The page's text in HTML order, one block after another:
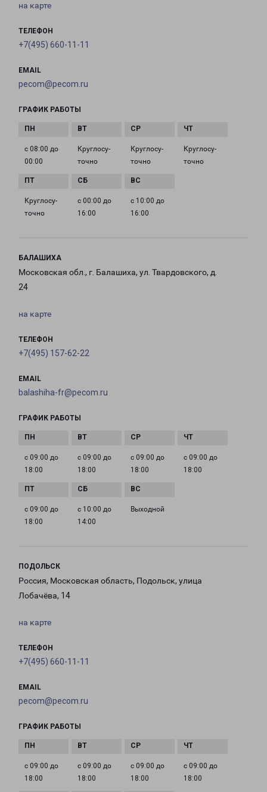
на карте
ТЕЛЕФОН
+7(495) 660-11-11
EMAIL
pecom@pecom.ru
ГРАФИК РАБОТЫ
с 08:00 до
00:00
Круглосу­
точно
Круглосу­
точно
Круглосу­
точно
Круглосу­
точно
с 00:00 до
16:00
с 10:00 до
16:00
БАЛАШИХА
Московская обл., г. Балашиха, ул. Твардовского, д.
24
на карте
ТЕЛЕФОН
+7(495) 157-62-22
EMAIL
balashiha-fr@pecom.ru
ГРАФИК РАБОТЫ
с 09:00 до
18:00
с 09:00 до
18:00
с 09:00 до
18:00
с 09:00 до
18:00
с 09:00 до
18:00
с 10:00 до
14:00
Выходной
ПОДОЛЬСК
Россия, Московская область, Подольск, улица
Лобачёва, 14
на карте
ТЕЛЕФОН
+7(495) 660-11-11
EMAIL
pecom@pecom.ru
ГРАФИК РАБОТЫ
с 09:00 до
18:00
с 09:00 до
18:00
с 09:00 до
18:00
с 09:00 до
18:00